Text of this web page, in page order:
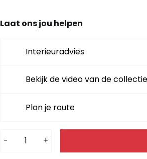
Laat ons jou helpen
Interieuradvies
Bekijk de video van de
Plan je route
- +
Alternative: